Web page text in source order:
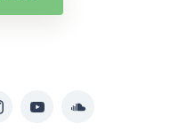
YouTubeSoundcloud